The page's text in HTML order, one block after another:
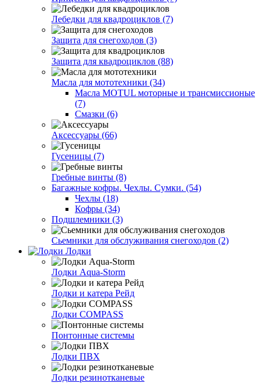
Лебедки для квадроциклов (7)
Защита для снегоходов (3)
Защита для квадроциклов (88)
Масла для мототехники (34)
Масла MOTUL моторные и трансмиссионые
(7)
Смазки (6)
Аксессуары (66)
Гусеницы (7)
Гребные винты (8)
Багажные кофры. Чехлы. Сумки. (54)
Чехлы (18)
Кофры (34)
Подшлемники (3)
Сьемники для обслуживания снегоходов (2)
Лодки
Лодки Aqua-Storm
Лодки и катера Рейд
Лодки COMPASS
Понтонные системы
Лодки ПВХ
Лодки резинотканевые